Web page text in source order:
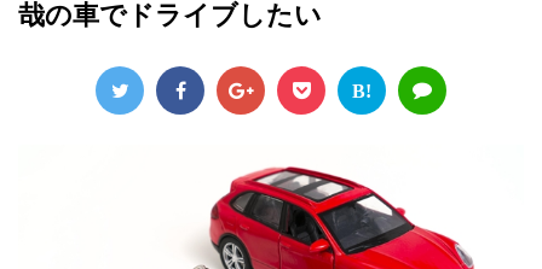
哉の車でドライブしたい
B!